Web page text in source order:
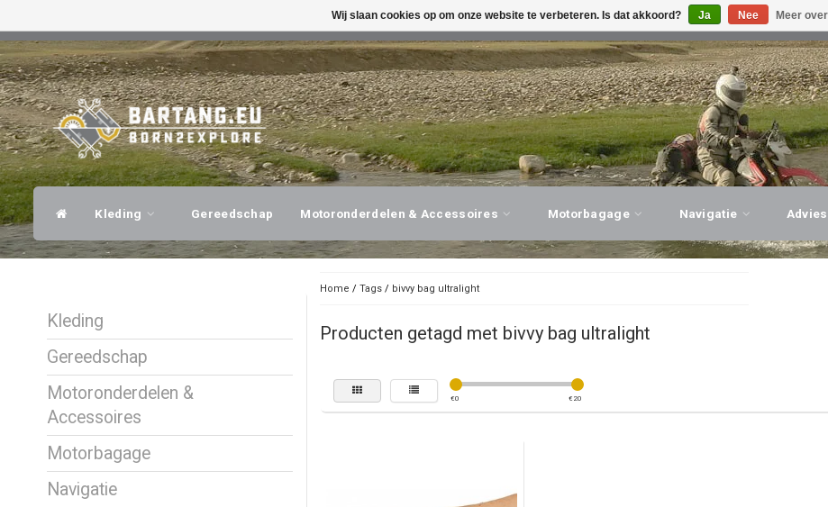
DESKUNDIG ADVIES, PERSOONLIJKE SERVICE! BEZOEK ONZE WINKEL!
Kleding Gereedschap Motoronderdelen & Accessoires Motorbagage Navigatie
Kleding
Gereedschap
Motoronderdelen &
Accessoires
Motorbagage
Navigatie
Home / Tags/ bivvy bag ultralight
Producten getagd met bivvy bag ultralight
€0 € 20
Wij slaan cookies op om onze website te verbeteren. Is dat akkoord? Ja Nee Meer